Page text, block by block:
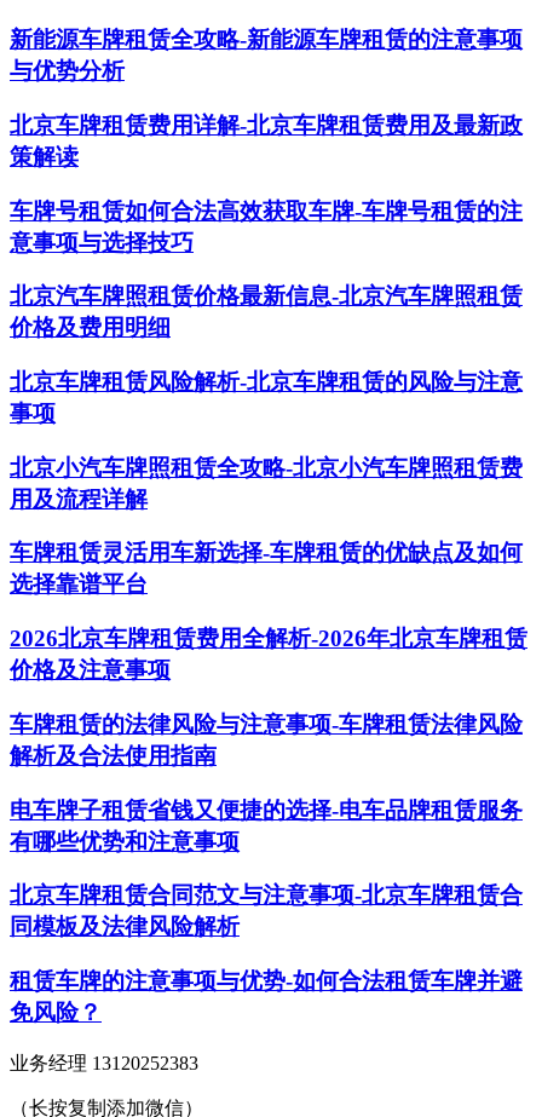
新能源车牌租赁全攻略-新能源车牌租赁的注意事项
与优势分析
北京车牌租赁费用详解-北京车牌租赁费用及最新政
策解读
车牌号租赁如何合法高效获取车牌-车牌号租赁的注
意事项与选择技巧
北京汽车牌照租赁价格最新信息-北京汽车牌照租赁
价格及费用明细
北京车牌租赁风险解析-北京车牌租赁的风险与注意
事项
北京小汽车牌照租赁全攻略-北京小汽车牌照租赁费
用及流程详解
车牌租赁灵活用车新选择-车牌租赁的优缺点及如何
选择靠谱平台
2026北京车牌租赁费用全解析-2026年北京车牌租赁
价格及注意事项
车牌租赁的法律风险与注意事项-车牌租赁法律风险
解析及合法使用指南
电车牌子租赁省钱又便捷的选择-电车品牌租赁服务
有哪些优势和注意事项
北京车牌租赁合同范文与注意事项-北京车牌租赁合
同模板及法律风险解析
租赁车牌的注意事项与优势-如何合法租赁车牌并避
免风险？
业务经理 13120252383
（长按复制添加微信）